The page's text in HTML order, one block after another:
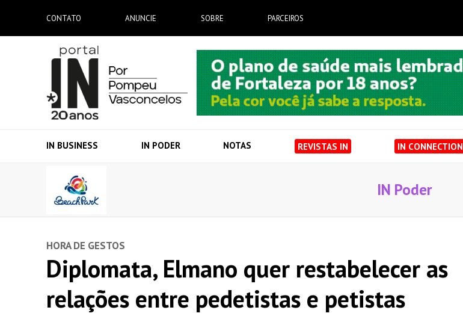
CONTATO ANUNCIE SOBRE PARCEIROS
IN BUSINESS IN PODER NOTAS REVISTAS IN IN CONNECTION
IN Poder
HORA DE GESTOS
Diplomata, Elmano quer restabelecer as
relações entre pedetistas e petistas